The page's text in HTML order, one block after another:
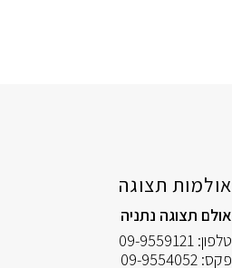
אולמות תצוגה
אולם תצוגה נתניה
טלפון: 09-9559121
פקס: 09-9554052